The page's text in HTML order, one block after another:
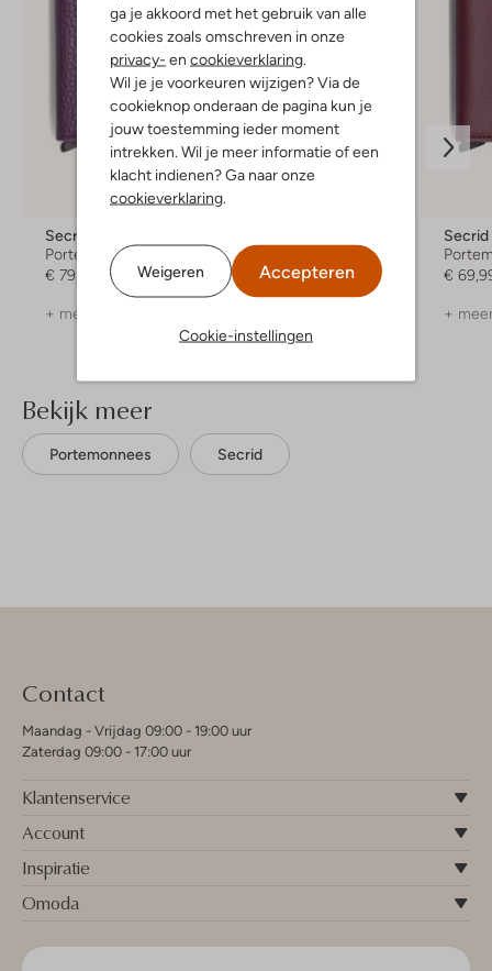
ga je akkoord met het gebruik van alle
cookies zoals omschreven in onze
privacy- en cookieverklaring.
Wil je je voorkeuren wijzigen? Via de
cookieknop onderaan de pagina kun je
jouw toestemming ieder moment
intrekken. Wil je meer informatie of een
klacht indienen? Ga naar onze
cookieverklaring.
Weigeren Accepteren
Cookie-instellingen
Secrid
Portemonnee
€ 79,99
+ meer kleuren
Portemonnee
€ 69,99
Secrid
€
+
Bekijk meer
Portemonnees Secrid
Contact
Maandag - Vrijdag 09:00 - 19:00 uur
Zaterdag 09:00 - 17:00 uur
Klantenservice
Account
Inspiratie
Omoda